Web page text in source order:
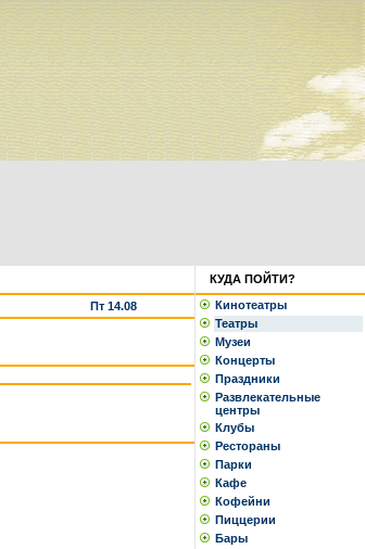
Пт 14.08
КУДА ПОЙТИ?
Кинотеатры
Театры
Музеи
Концерты
Праздники
Развлекательные
центры
Клубы
Рестораны
Парки
Кафе
Кофейни
Пиццерии
Бары